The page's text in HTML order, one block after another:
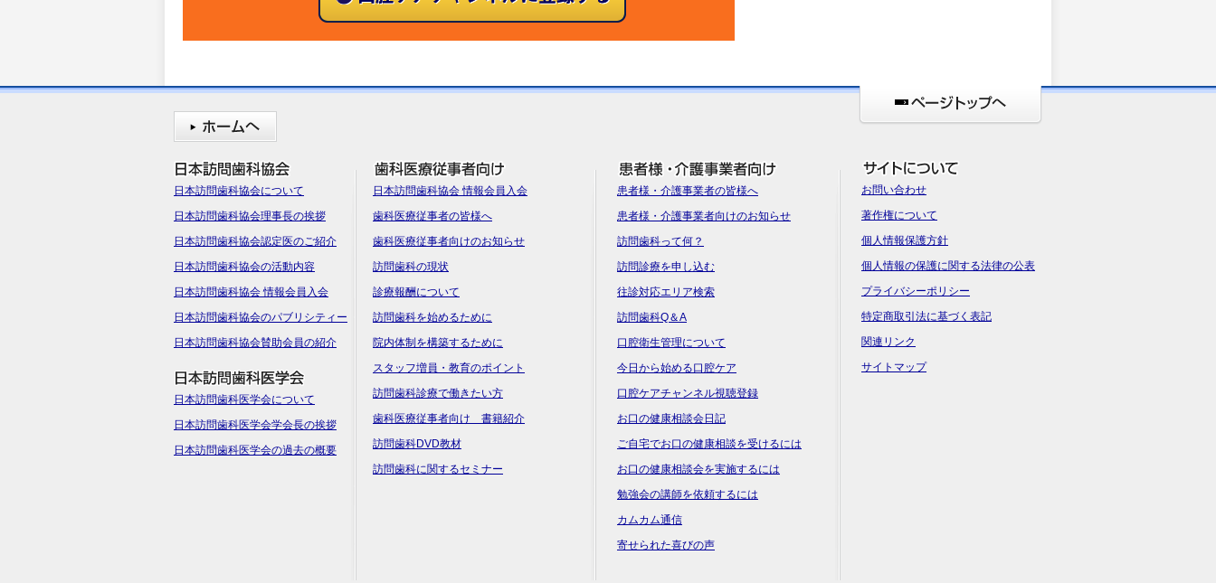
日本訪問歯科協会について
日本訪問歯科協会理事長の挨拶
日本訪問歯科協会認定医のご紹介
日本訪問歯科協会の活動内容
日本訪問歯科協会 情報会員入会
日本訪問歯科協会のパブリシティー
日本訪問歯科協会賛助会員の紹介
日本訪問歯科医学会について
日本訪問歯科医学会学会長の挨拶
日本訪問歯科医学会の過去の概要
日本訪問歯科協会 情報会員入会
歯科医療従事者の皆様へ
歯科医療従事者向けのお知らせ
訪問歯科の現状
診療報酬について
訪問歯科を始めるために
院内体制を構築するために
スタッフ増員・教育のポイント
訪問歯科診療で働きたい方
歯科医療従事者向け 書籍紹介
訪問歯科DVD教材
訪問歯科に関するセミナー
患者様・介護事業者の皆様へ
患者様・介護事業者向けのお知らせ
訪問歯科って何？
訪問診療を申し込む
往診対応エリア検索
訪問歯科Q＆A
口腔衛生管理について
今日から始める口腔ケア
口腔ケアチャンネル視聴登録
お口の健康相談会日記
ご自宅でお口の健康相談を受けるには
お口の健康相談会を実施するには
勉強会の講師を依頼するには
カムカム通信
寄せられた喜びの声
お問い合わせ
著作権について
個人情報保護方針
個人情報の保護に関する法律の公表
プライバシーポリシー
特定商取引法に基づく表記
関連リンク
サイトマップ